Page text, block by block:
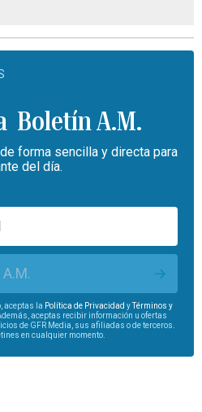
Boletín A.M.
forma sencilla y directa para
del día.
aceptas la Política de Privacidad yTérminos y
aceptas recibir información u ofertas
de GFR Media, sus afiliadas o de terceros.
en cualquier momento.